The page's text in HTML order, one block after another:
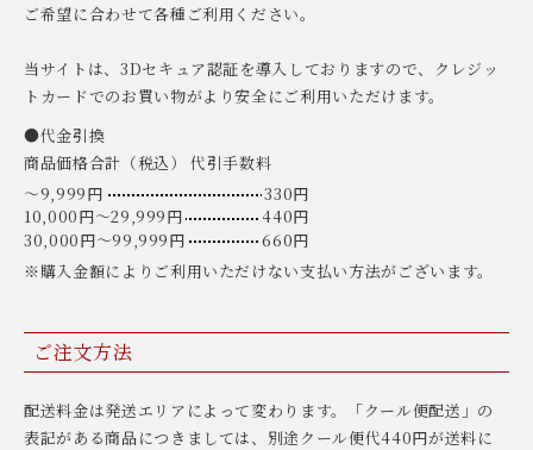
ご希望に合わせて各種ご利用ください。
当サイトは、3Dセキュア認証を導入しておりますので、クレジッ
トカードでのお買い物がより安全にご利用いただけます。
●代金引換
商品価格合計（税込） 代引手数料
〜9,999円
330円
10,000円〜29,999円
440円
30,000円〜99,999円
660円
※購入金額によりご利用いただけない支払い方法がございます。
ご注文方法
配送料金は発送エリアによって変わります。「クール便配送」の
表記がある商品につきましては、別途クール便代440円が送料に